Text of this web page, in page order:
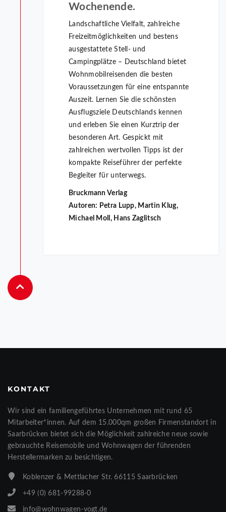
Wochenende.
Landschaftliche Vielfalt, zahlreiche
Freizeitmöglichkeiten und bestens
ausgestattete Stell- und
Campingplätze – Deutschland bietet
Wohnmobilreisenden die besten
Voraussetzungen für eine entspannte
Auszeit. Lernen Sie die schönsten
Ausflugsziele Deutschlands kennen
und erleben Sie einen Kurztrip der
besonderen Art. Gespickt mit
zahlreichen wertvollen Tipps ist der
kompakte Reiseführer der perfekte
Begleiter für unterwegs.
Bruckmann Verlag
Autoren: Petra Lupp, Martin Klug,
Michael Moll, Hans Zaglitsch
KONTAKT
Wir sind ein familiengeführtes Unternehmen mit rund 65
Mitarbeiter*innen. Auf dem 15.000qm großen Firmenstandort in
Saarbrücken bietet sich die Möglichkeit zahlreiche neue sowie
gebrauchte Reisemobile und Wohnwagen der führenden
Herstellermarken zu besichtigen.
Koblenzer & Mettlacher Str. 66115 Saarbrücken
+49 (0) 681-99288-0
info@wohnwagen-vogt.de